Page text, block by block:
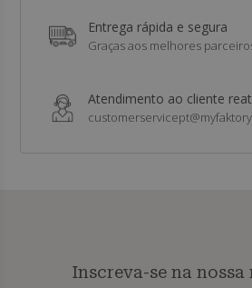
Entrega rápida e segura
Graças aos melhores
Atendimento ao cliente
Inscreva-se na nossa